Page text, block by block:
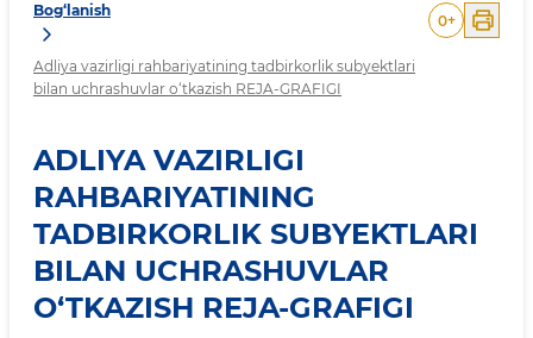
Bog‘lanish
Adliya vazirligi rahbariyatining tadbirkorlik subyektlari
bilan uchrashuvlar o‘tkazish REJA-GRAFIGI
0+
ADLIYA VAZIRLIGI
RAHBARIYATINING
TADBIRKORLIK SUBYEKTLARI
BILAN UCHRASHUVLAR
O‘TKAZISH REJA-GRAFIGI